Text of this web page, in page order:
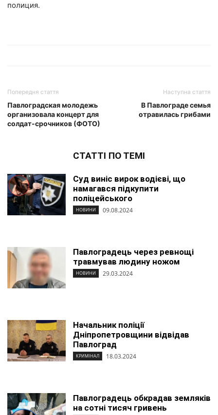
полиция.
Попередня стаття
Павлоградская молодежь
организовала концерт для
солдат-срочников (ФОТО)
Наступна стаття
В Павлограде семья
отравилась грибами
СТАТТІ ПО ТЕМІ
Суд виніс вирок водієві, що
намагався підкупити
поліцейського
НОВИНИ 09.08.2024
Павлоградець через ревнощі
травмував людину ножом
НОВИНИ 29.03.2024
Начальник поліції
Дніпропетровщини відвідав
Павлоград
КРИМІНАЛ 18.03.2024
Павлоградець обкрадав земляків
на сотні тисяч гривень